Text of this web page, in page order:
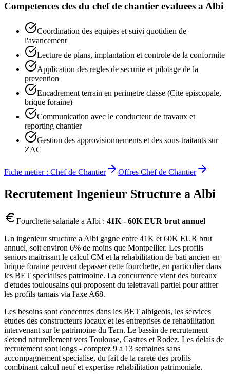
Competences cles du chef de chantier evaluees aAlbi
Coordination des equipes et suivi quotidien de
l'avancement
Lecture de plans, implantation et controle de la conformite
Application des regles de securite et pilotage de la
prevention
Encadrement terrain en perimetre classe (Cite episcopale,
brique foraine)
Communication avec le conducteur de travaux et
reporting chantier
Gestion des approvisionnements et des sous-traitants sur
ZAC
Fiche metier : Chef de Chantier Offres Chef de Chantier
Recrutement Ingenieur Structure a Albi
Fourchette salariale a Albi : 41K - 60K EUR brut annuel
Un ingenieur structure a Albi gagne entre 41K et 60K EUR brut
annuel, soit environ 6% de moins que Montpellier. Les profils
seniors maitrisant le calcul CM et la rehabilitation de bati ancien en
brique foraine peuvent depasser cette fourchette, en particulier dans
les BET specialises patrimoine. La concurrence vient des bureaux
d'etudes toulousains qui proposent du teletravail partiel pour attirer
les profils tarnais via l'axe A68.
Les besoins sont concentres dans les BET albigeois, les services
etudes des constructeurs locaux et les entreprises de rehabilitation
intervenant sur le patrimoine du Tarn. Le bassin de recrutement
s'etend naturellement vers Toulouse, Castres et Rodez. Les delais de
recrutement sont longs - comptez 9 a 13 semaines sans
accompagnement specialise, du fait de la rarete des profils
combinant calcul neuf et expertise rehabilitation patrimoniale.